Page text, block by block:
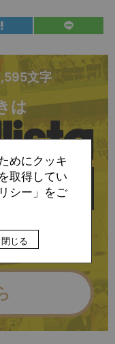
文字
は
す
めにクッキ
取得してい
シー」をご
閉じる